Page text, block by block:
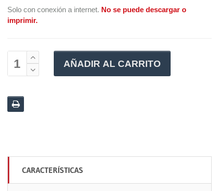
Solo con conexión a internet. No se puede descargar o
imprimir.
AÑADIR AL CARRITO
CARACTERÍSTICAS